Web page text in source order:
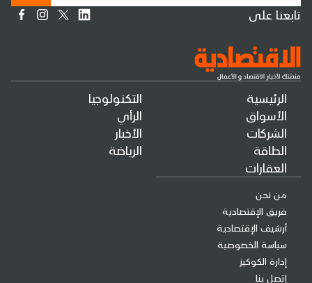
الرئيسية
الأسواق
الشركات
الطاقة
العقارات
التكنولوجيا
الرأي
الأخبار
الرياضة
من نحن
فريق الإقتصادية
أرشيف الإقتصادية
سياسة الخصوصية
إدارة الكوكيز
إتصل بنا
تابعنا على